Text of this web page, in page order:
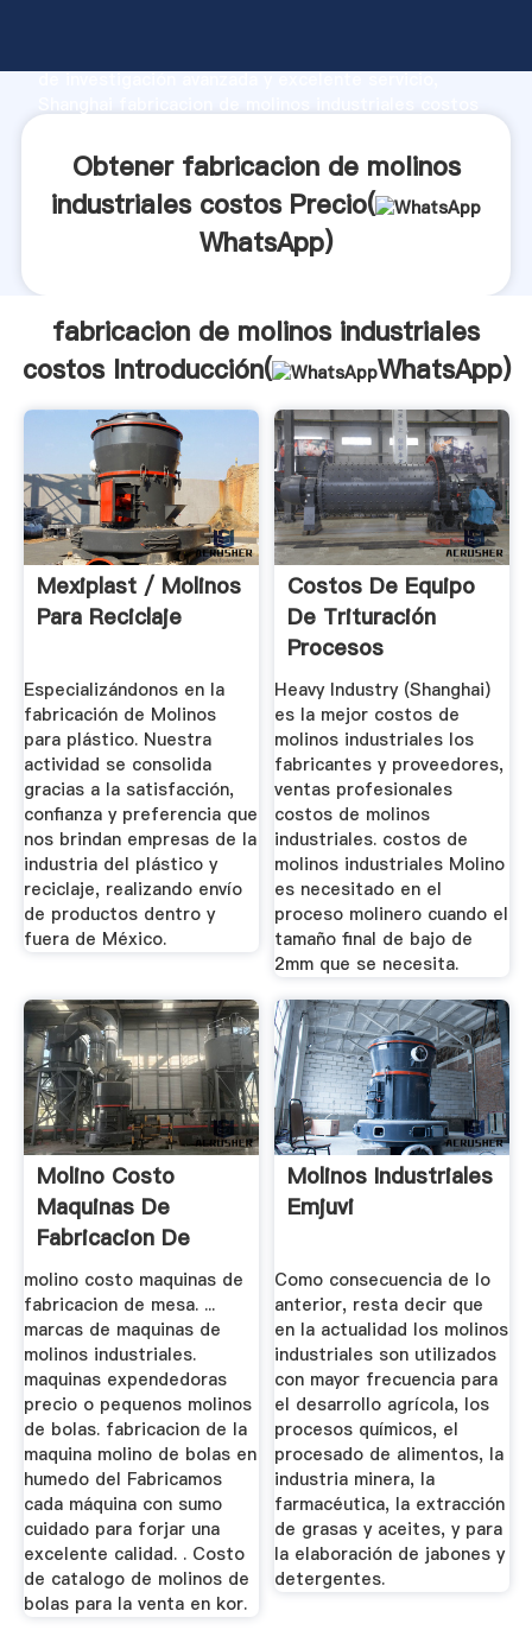
de investigación avanzada y excelente servicio,
clientes.Obtener fabricacion de molinos
industriales costos Precio(
WhatsApp)
fabricacion de molinos industriales
costos Introducción(
WhatsApp)
Mexiplast / Molinos
Para Reciclaje
Especializándonos en la
fabricación de Molinos
para plástico. Nuestra
actividad se consolida
gracias a la satisfacción,
confianza y preferencia que
nos brindan empresas de la
industria del plástico y
reciclaje, realizando envío
de productos dentro y
fuera de México.
Costos De Equipo
De Trituración
Procesos
Industriales
Heavy Industry (Shanghai)
es la mejor costos de
molinos industriales los
fabricantes y proveedores,
ventas profesionales
costos de molinos
industriales. costos de
molinos industriales Molino
es necesitado en el
proceso molinero cuando el
tamaño final de bajo de
2mm que se necesita.
Molino Costo
Maquinas De
Fabricacion De
Mesa
molino costo maquinas de
fabricacion de mesa. ...
marcas de maquinas de
molinos industriales.
maquinas expendedoras
precio o pequenos molinos
de bolas. fabricacion de la
maquina molino de bolas en
humedo del Fabricamos
cada máquina con sumo
cuidado para forjar una
excelente calidad. . Costo
de catalogo de molinos de
bolas para la venta en kor.
Molinos Industriales
Emjuvi
Como consecuencia de lo
anterior, resta decir que
en la actualidad los molinos
industriales son utilizados
con mayor frecuencia para
el desarrollo agrícola, los
procesos químicos, el
procesado de alimentos, la
industria minera, la
farmacéutica, la extracción
de grasas y aceites, y para
la elaboración de jabones y
detergentes.